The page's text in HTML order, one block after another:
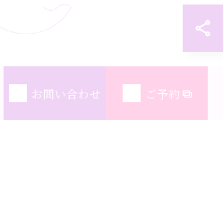
お問い合わせ ご予約
ションなら美骨サロン恵み ALL RIGHTS
RESERVED.